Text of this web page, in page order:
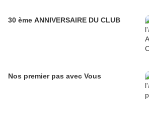
30 ème ANNIVERSAIRE DU CLUB
Nos premier pas avec Vous